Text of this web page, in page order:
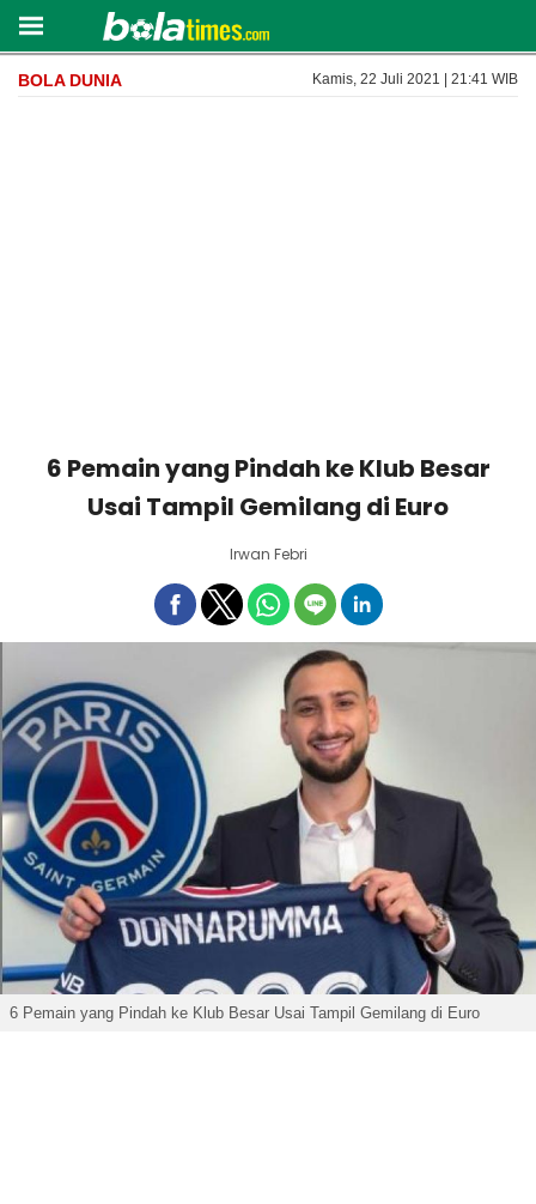
BOLA DUNIA Kamis, 22 Juli 2021 | 21:41 WIB
6 Pemain yang Pindah ke Klub Besar
Usai Tampil Gemilang di Euro
Irwan Febri
6 Pemain yang Pindah ke Klub Besar Usai Tampil Gemilang di Euro